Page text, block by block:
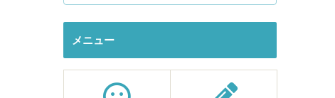
メニュー